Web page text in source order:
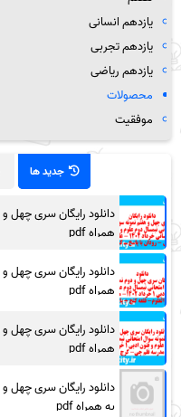
یازدهم انسانی
یازدهم تجربی
یازدهم ریاضی
محصولات
موفقیت
جدید ها
دانلود رایگان سری چهل
همراه pdf
دانلود رایگان سری چهل
همراه pdf
دانلود رایگان سری چهل
همراه pdf
دانلود رایگان سری چهل
به همراه pdf